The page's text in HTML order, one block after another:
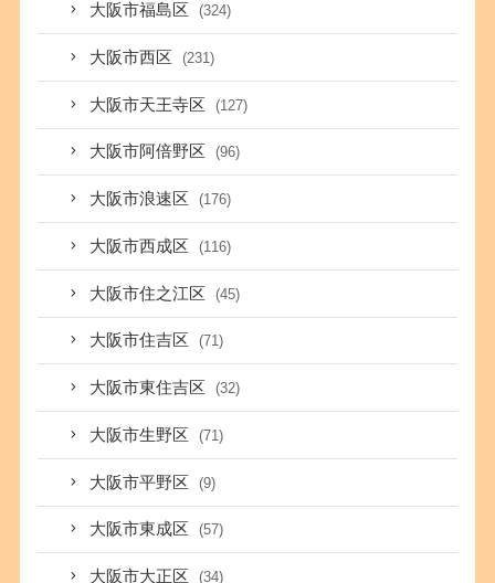
大阪市福島区 (324)
大阪市西区 (231)
大阪市天王寺区 (127)
大阪市阿倍野区 (96)
大阪市浪速区 (176)
大阪市西成区 (116)
大阪市住之江区 (45)
大阪市住吉区 (71)
大阪市東住吉区 (32)
大阪市生野区 (71)
大阪市平野区 (9)
大阪市東成区 (57)
大阪市大正区 (34)